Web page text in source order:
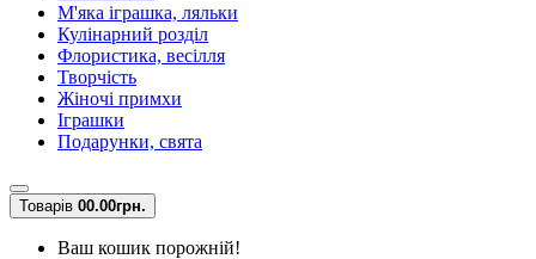
М'яка іграшка, ляльки
Кулінарний розділ
Флористика, весілля
Творчість
Жіночі примхи
Іграшки
Подарунки, свята
Товарів 00.00грн.
Ваш кошик порожній!